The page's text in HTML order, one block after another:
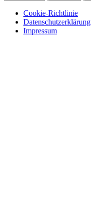
Cookie-Richtlinie
Datenschutzerklärung
Impressum